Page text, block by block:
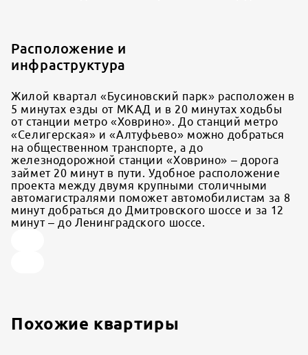
Расположение и
инфраструктура
Жилой квартал «Бусиновский парк» расположен в
5 минутах езды от МКАД и в 20 минутах ходьбы
от станции метро «Ховрино». До станций метро
«Селигерская» и «Алтуфьево» можно добраться
на общественном транспорте, а до
железнодорожной станции «Ховрино» – дорога
займет 20 минут в пути. Удобное расположение
проекта между двумя крупными столичными
автомагистралями поможет автомобилистам за 8
минут добраться до Дмитровского шоссе и за 12
минут – до Ленинградского шоссе.
Похожие квартиры